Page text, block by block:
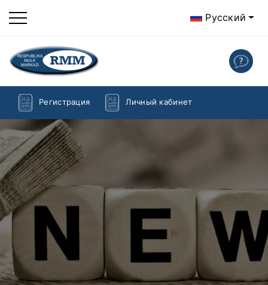
Русский
Регистрация Личный кабинет